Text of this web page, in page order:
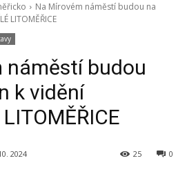
Na Mírovém náměstí budou na
LITOMĚŘICE
náměstí budou
k vidění
2024 0
25